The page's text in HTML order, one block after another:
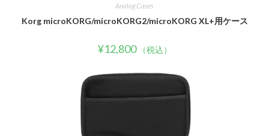
Analog Cases
Korg microKORG/microKORG2/microKORG XL+用ケース
¥12,800 （税込）